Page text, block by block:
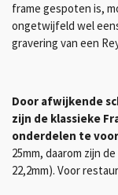
frame gespoten is,
ongetwijfeld wel
gravering van een
Door afwijkende
zijn de klassieke
onderdelen te
25mm, daarom zijn
22,2mm). Voor